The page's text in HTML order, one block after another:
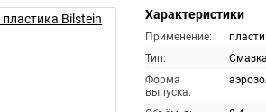
Характеристики
Применение:
Тип:
Форма
выпуска: